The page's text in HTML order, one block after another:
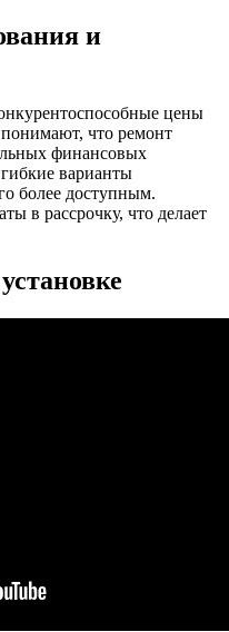
и
цены
что ремонт
финансовых
варианты
более доступным.
в рассрочку, что делает